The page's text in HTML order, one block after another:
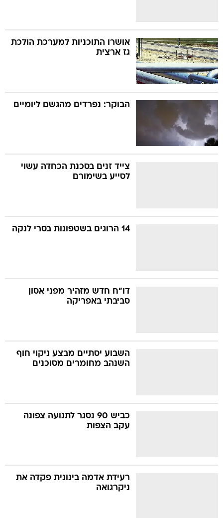
אושרו התוכניות למערכת הולכת
גז ארצית
הבוקר: נפרדים מהגשם ליומיים
צייד זנים בסכנת הכחדה עשוי
לסייע בשימורם
14 הרוגים בשטפונות בסרי לנקה
דו"ח חדש מזהיר מפני אסון
סביבתי באפריקה
השבוע יסתיים מבצע ניקוי חוף
השנהב מחומרים מסוכנים
כביש 90 נסגר לתנועה צפונה
עקב הצפות
רעידת אדמה בינונית פקדה את
ניקרגואה